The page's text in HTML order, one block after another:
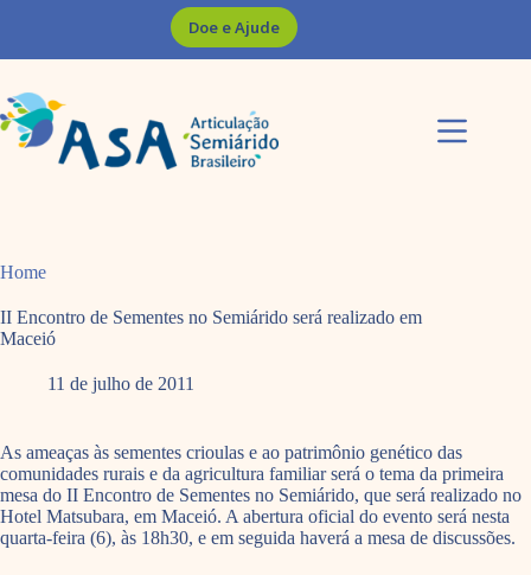
Doe e Ajude
Home
II Encontro de Sementes no Semiárido será realizado em
Maceió
11 de julho de 2011
As ameaças às sementes crioulas e ao patrimônio genético das
comunidades rurais e da agricultura familiar será o tema da primeira
mesa do II Encontro de Sementes no Semiárido, que será realizado no
Hotel Matsubara, em Maceió. A abertura oficial do evento será nesta
quarta-feira (6), às 18h30, e em seguida haverá a mesa de discussões.